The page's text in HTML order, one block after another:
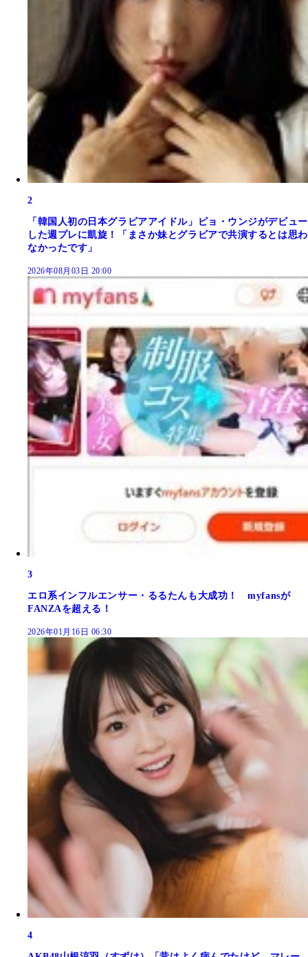
2
「韓国人初の日本グラビアアイドル」ピョ・ウンジがデビュー
した週プレに凱旋！「まさか妹とグラビアで共演するとは思わ
なかったです」
2026年08月03日 20:00
3
エロ系インフルエンサー・るるたんも大成功！ myfansが
FANZAを超える！
2026年01月16日 06:30
4